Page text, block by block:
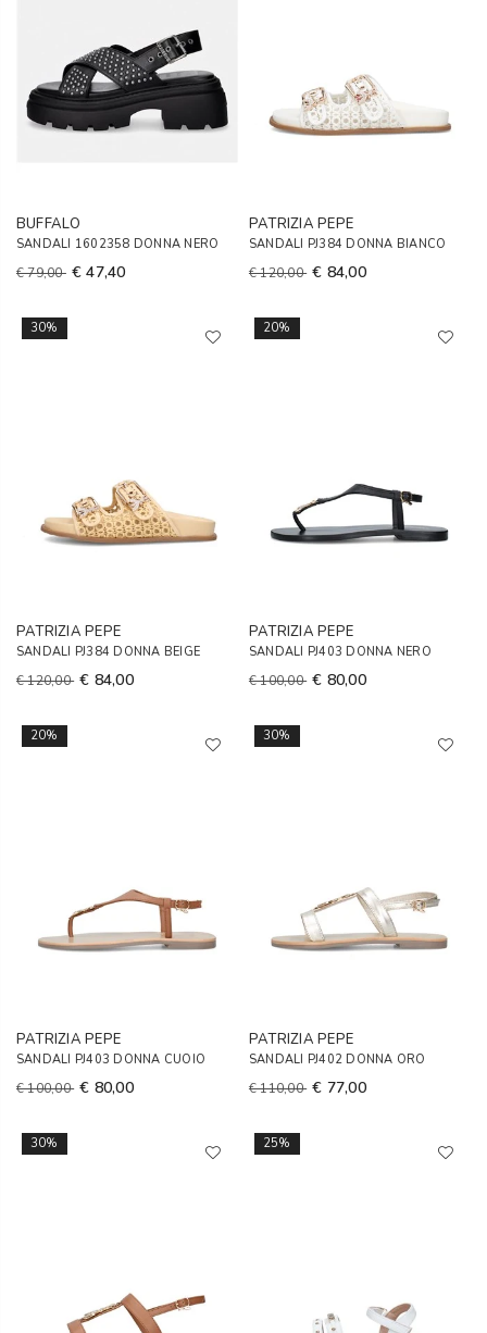
BUFFALO
SANDALI 1602358 DONNA NERO
€ 79,00 € 47,40
PATRIZIA PEPE
SANDALI PJ384 DONNA BIANCO
€ 120,00 € 84,00
30%
PATRIZIA PEPE
SANDALI PJ384 DONNA BEIGE
€ 120,00 € 84,00
20%
PATRIZIA PEPE
SANDALI PJ403 DONNA NERO
€ 100,00 € 80,00
20%
PATRIZIA PEPE
SANDALI PJ403 DONNA CUOIO
€ 100,00 € 80,00
30%
PATRIZIA PEPE
SANDALI PJ402 DONNA ORO
€ 110,00 € 77,00
30% 25%